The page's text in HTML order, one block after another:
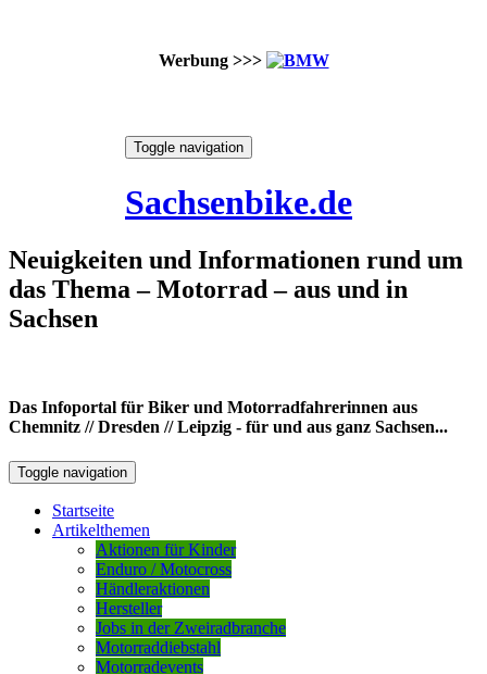
Werbung >>>
Toggle navigation
Sachsenbike.de
Neuigkeiten und Informationen rund um
das Thema – Motorrad – aus und in
Sachsen
Das Infoportal für Biker und Motorradfahrerinnen aus
Chemnitz // Dresden // Leipzig - für und aus ganz Sachsen...
Toggle navigation
Startseite
Artikelthemen
Aktionen für Kinder
Enduro / Motocross
Händleraktionen
Hersteller
Jobs in der Zweiradbranche
Motorraddiebstahl
Motorradevents